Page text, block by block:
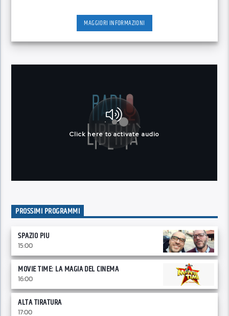
MAGGIORI INFORMAZIONI
PROSSIMI PROGRAMMI
SPAZIO PIU
15:00
MOVIE TIME: LA MAGIA DEL CINEMA
16:00
ALTA TIRATURA
17:00